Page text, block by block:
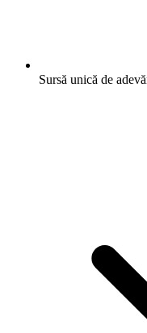
Sursă unică de